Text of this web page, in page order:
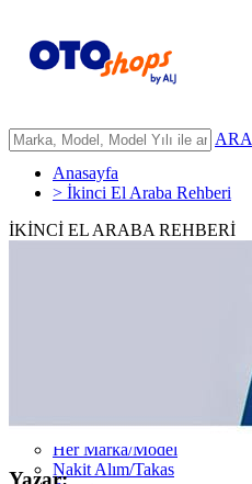
ARA
Garanti ve 7/24 Yol Yardımı
14 Günde Değişim
Her Marka/Model
Nakit Alım/Takas
Anasayfa
> İkinci El Araba Rehberi
İKİNCİ EL ARABA REHBERİ
Yazar: